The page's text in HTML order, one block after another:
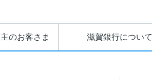
のお客さま 滋賀銀行について